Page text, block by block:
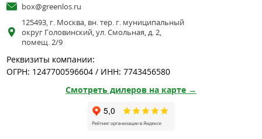
box@greenlos.ru
125493, г. Москва, вн. тер. г. муниципальный
округ Головинский, ул. Смольная, д. 2,
помещ. 2/9
Реквизиты компании:
ОГРН: 1247700596604 / ИНН: 7743456580
Смотреть дилеров на карте →